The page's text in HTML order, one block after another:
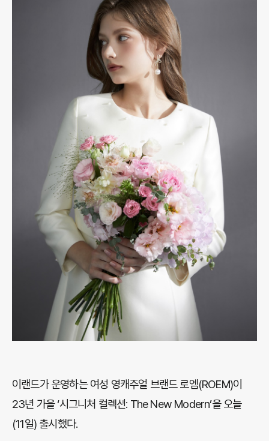
이랜드가 운영하는 여성 영캐주얼 브랜드 로엠(ROEM)이
23년 가을 ‘시그니처 컬렉션: The New Modern’을 오늘
(11일) 출시했다.